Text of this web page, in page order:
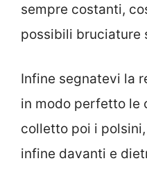
sempre costanti,
possibili bruciature
Infine segnatevi la
in modo perfetto le
colletto poi i
infine davanti e